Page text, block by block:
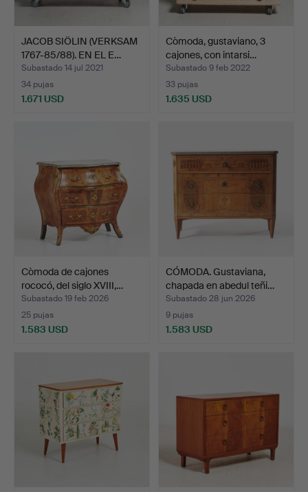
JACOB SIÖLIN (VERKSAM
1767-85/88). EN EL E…
Subastado 14 jul 2021
34 pujas
1.671 USD
Còmoda, gustaviano, 3
cajones, con intarsi…
Subastado 9 feb 2022
33 pujas
1.635 USD
Còmoda de cajones
rococó, del siglo XVIII,…
Subastado 19 feb 2026
25 pujas
1.583 USD
CÓMODA. Gustaviana,
chapada en abedul teñi…
Subastado 28 jun 2026
9 pujas
1.583 USD